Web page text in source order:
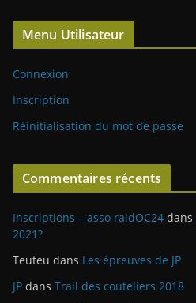
Menu Utilisateur
Connexion
Inscription
Réinitialisation du mot de passe
Commentaires récents
Inscriptions – asso raidOC24 dans
2021?
Teuteu dans Les épreuves de JP
JP dans Trail des couteliers 2018